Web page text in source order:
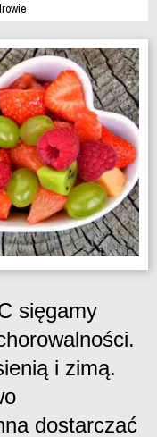
sięgamy
i zimą.
dostarczać